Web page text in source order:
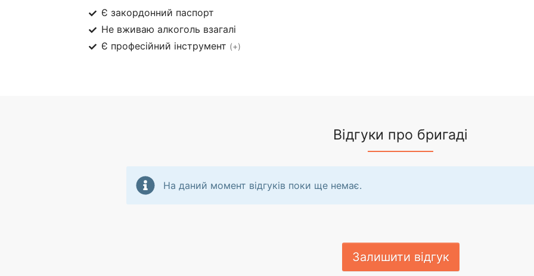
Є закордонний паспорт
Не вживаю алкоголь взагалі
Є професійний інструмент (+)
Відгуки про бригаді
На даний момент відгуків поки ще немає.
Залишити відгук